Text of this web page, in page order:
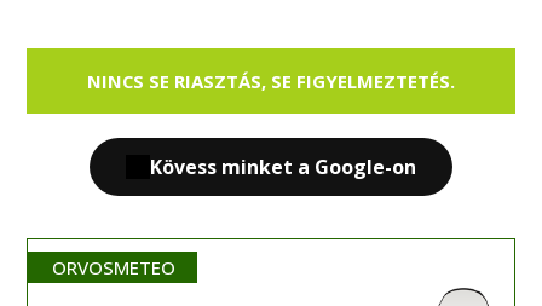
NINCS SE RIASZTÁS, SE FIGYELMEZTETÉS.
Kövess minket a Google-on
ORVOSMETEO